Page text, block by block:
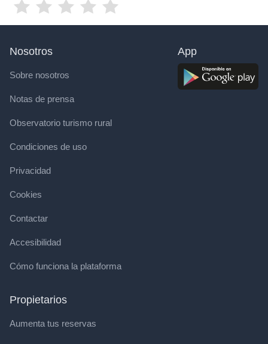
Nosotros
Sobre nosotros
Notas de prensa
Observatorio turismo rural
Condiciones de uso
Privacidad
Cookies
Contactar
Accesibilidad
Cómo funciona la plataforma
Propietarios
Aumenta tus reservas
App